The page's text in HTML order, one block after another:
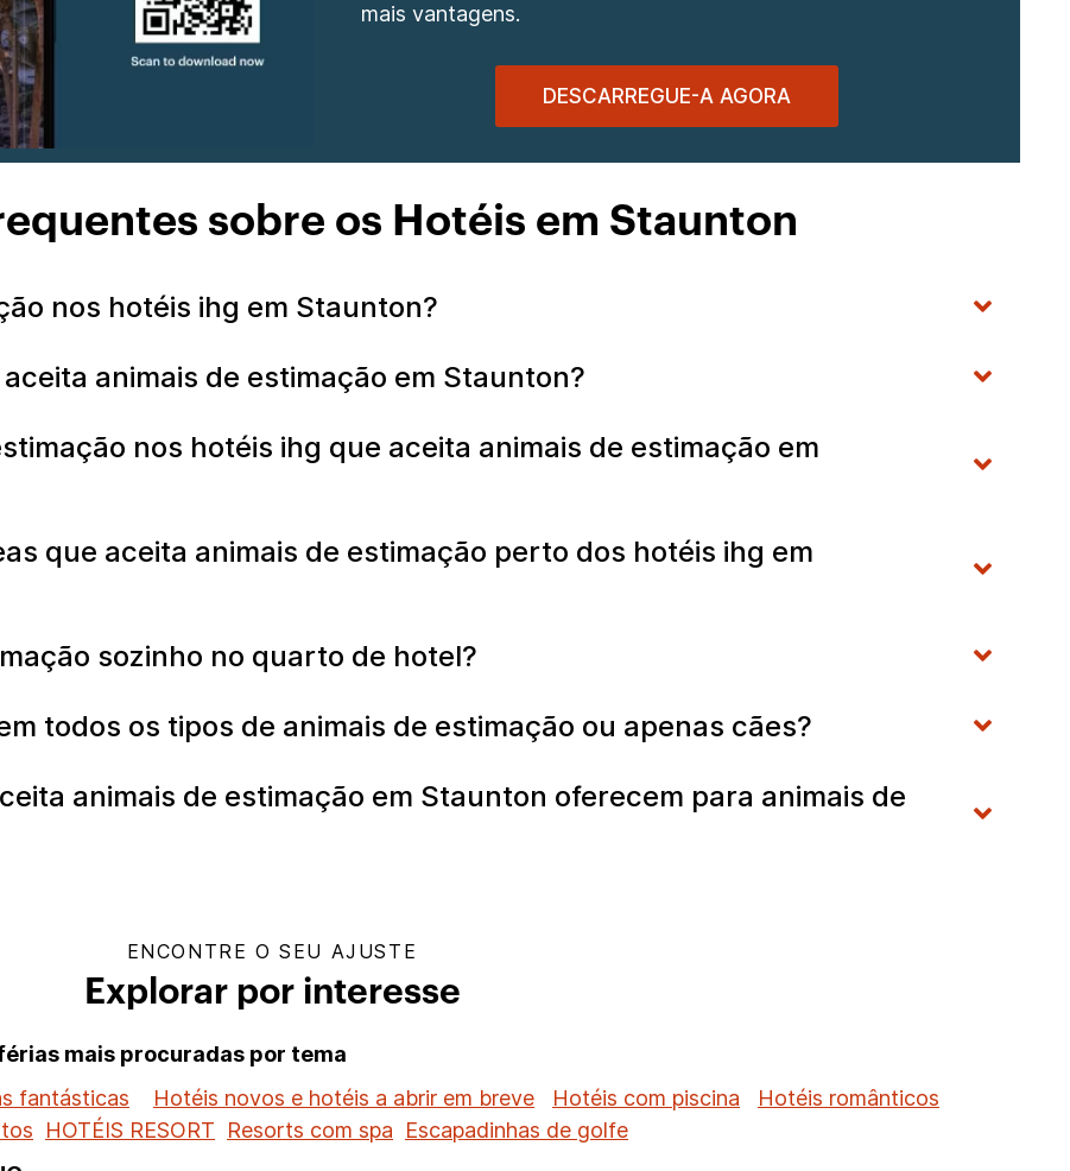
mais vantagens.
DESCARREGUE-A AGORA
sobre os Hotéis em Staunton
nos hotéis ihg em Staunton?
animais de estimação em Staunton?
nos hotéis ihg que aceita animais de estimação em
que aceita animais de estimação perto dos hotéis ihg em
sozinho no quarto de hotel?
todos os tipos de animais de estimação ou apenas cães?
animais de estimação em Staunton oferecem para animais de
ENCONTRE O SEU AJUSTE
Explorar por interesse
mais procuradas por tema
fantásticas Hotéis novos e hotéis a abrir em breve Hotéis com piscina
Hotéis românticos
HOTÉIS RESORT Resorts com spa
Escapadinhas de golfe